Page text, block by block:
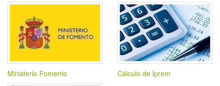
Ministerio Fomento Cálculo de Iprem